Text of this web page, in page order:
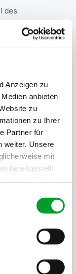
Anzeigen zu
anbieten
zu
zu Ihrer
Partner für
weiter. Unsere
mit
bereitgestellt
des
und
11.
Hildesheim?
bestellen.